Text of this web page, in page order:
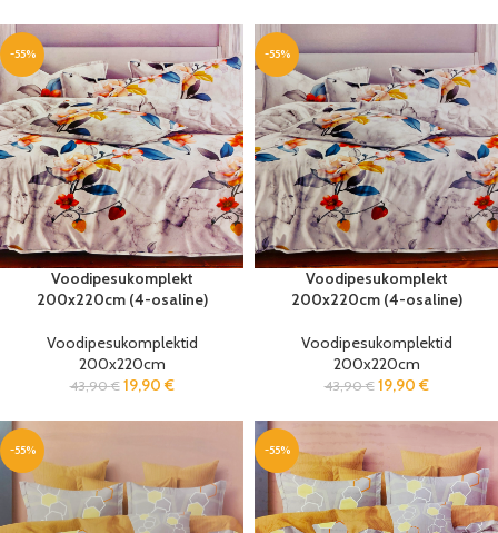
-55%
Voodipesukomplekt
200x220cm (4-osaline)
Voodipesukomplektid
200x220cm
43,90€ 19,90 €
-55%
Voodipesukomplekt
200x220cm (4-osaline)
Voodipesukomplektid
200x220cm
43,90€ 19,90 €
-55% -55%